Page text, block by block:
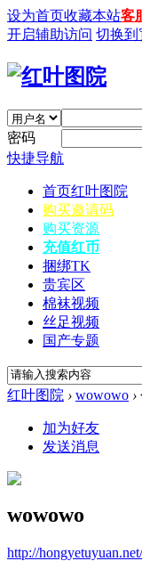
设为首页收藏本站客
开启辅助访问 切换到
密码
快捷导航
首页红叶图院
购买邀请码
购买资源
充值红币
捆绑TK
贵宾区
棉袜视频
丝足视频
国产专题
红叶图院 › wowowo ›
加为好友
发送消息
wowowo
http://